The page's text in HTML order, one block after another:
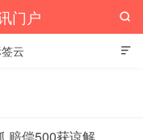
门户

云
